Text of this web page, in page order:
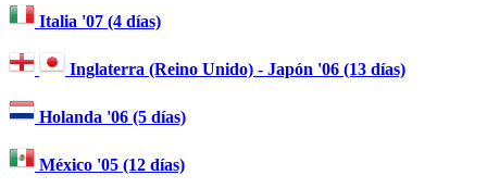
Italia '07 (4 días)
Inglaterra (Reino Unido) - Japón '06 (13 días)
Holanda '06 (5 días)
México '05 (12 días)